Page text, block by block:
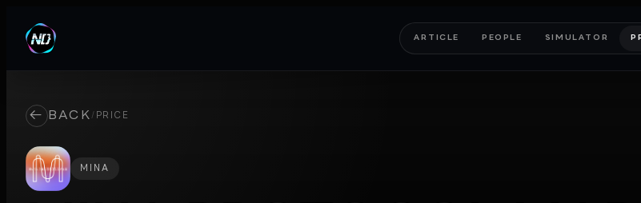
ARTICLE PEOPLE SIMULATOR
← BACK / PRICE
MINA